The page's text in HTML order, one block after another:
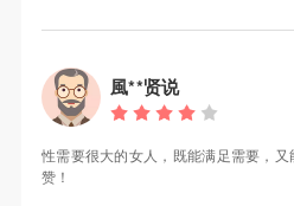
風**贤说
性需要很大的女人，既能满足需要，
赞！